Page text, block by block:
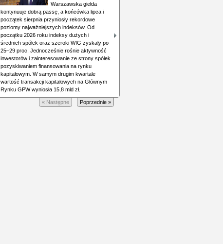
Warszawska giełda
kontynuuje dobrą passę, a końcówka lipca i
początek sierpnia przyniosły rekordowe
poziomy najważniejszych indeksów. Od
początku 2026 roku indeksy dużych i
średnich spółek oraz szeroki WIG zyskały po
25–29 proc. Jednocześnie rośnie aktywność
inwestorów i zainteresowanie ze strony spółek
pozyskiwaniem finansowania na rynku
kapitałowym. W samym drugim kwartale
wartość transakcji kapitałowych na Głównym
Rynku GPW wyniosła 15,8 mld zł.
Poprzednie »
« Następne